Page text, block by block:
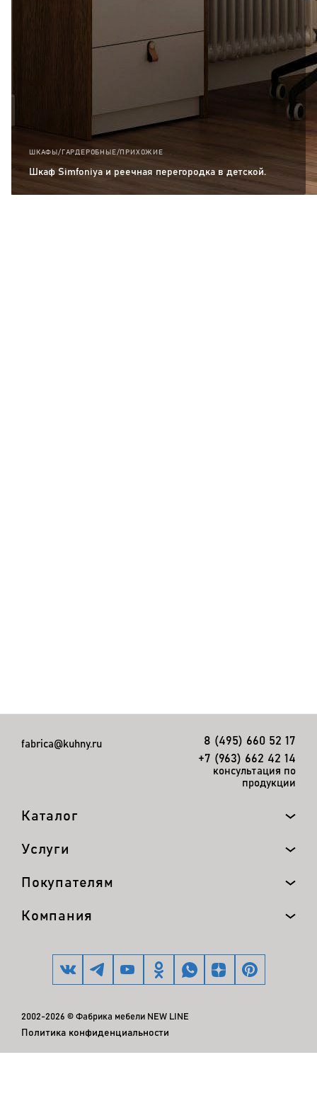
ШКАФЫ/ГАРДЕРОБНЫЕ/ПРИХОЖИЕ
Шкаф Simfoniya и реечная перегородка в детской.
fabrica@kuhny.ru
8 (495) 660 52 17
+7 (963) 662 42 14
консультация по
продукции
Каталог
Услуги
Покупателям
Компания
2002-2026 © Фабрика мебели NEW LINE
Политика конфиденциальности